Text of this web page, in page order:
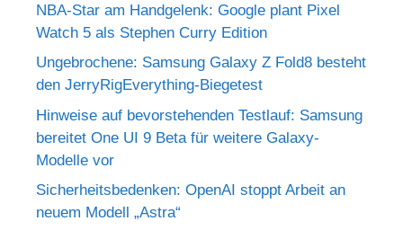
NBA-Star am Handgelenk: Google plant Pixel
Watch 5 als Stephen Curry Edition
Ungebrochene: Samsung Galaxy Z Fold8 besteht
den JerryRigEverything-Biegetest
Hinweise auf bevorstehenden Testlauf: Samsung
bereitet One UI 9 Beta für weitere Galaxy-
Modelle vor
Sicherheitsbedenken: OpenAI stoppt Arbeit an
neuem Modell „Astra“